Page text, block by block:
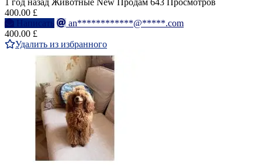
1 год назад Животные New Продам 643 Просмотров
400.00 £
Написать
an************@*****.com
400.00 £
Удалить из избранного